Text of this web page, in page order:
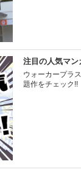
注目の人気マン
ウォーカープラ
題作をチェック!!